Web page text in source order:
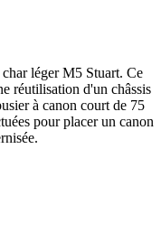
léger M5 Stuart. Ce
réutilisation d'un châssis
à canon court de 75
pour placer un canon